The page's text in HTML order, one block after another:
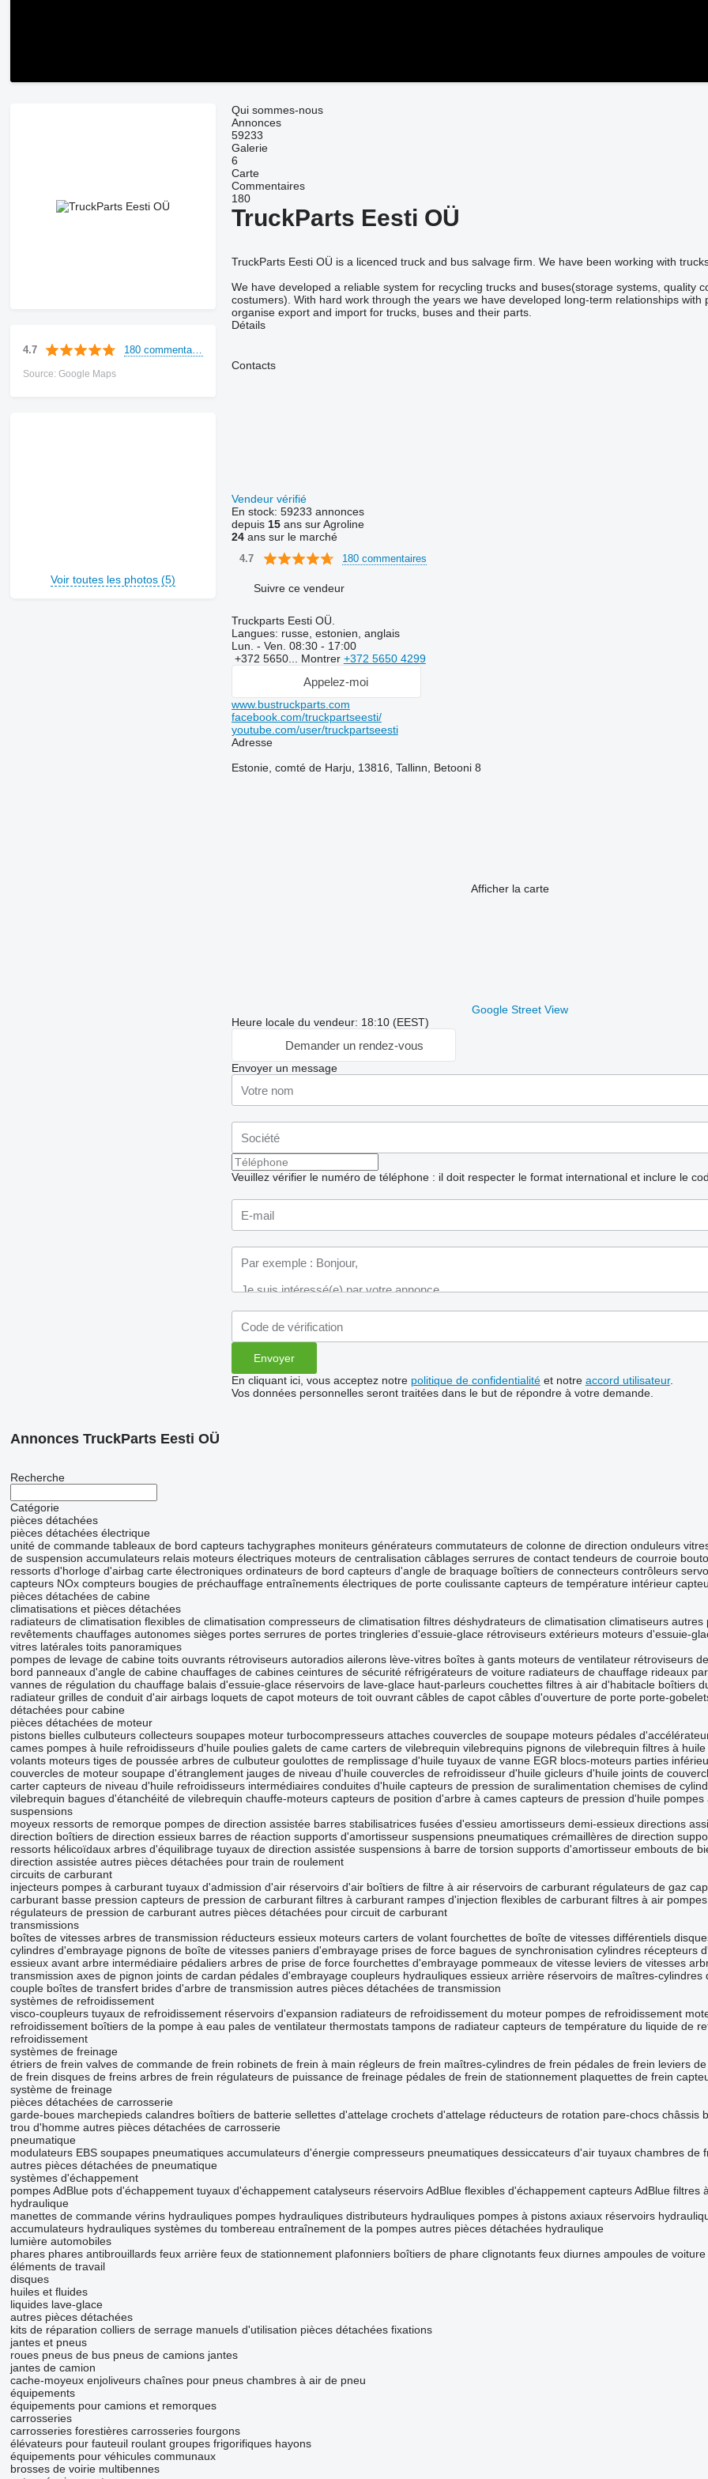
4.7
Source: Google Maps
Voir toutes les photos (5)
Qui sommes-nous
Annonces
59233
Galerie
6
Carte
Commentaires
180
TruckParts Eesti OÜ
TruckParts Eesti OÜ is a licenced truck and bus salvage firm. We have been working with
We have developed a reliable system for recycling trucks and buses(storage systems, quality
costumers). With hard work through the years we have developed long-term relationships
organise export and import for trucks, buses and their parts.
Détails
Contacts
Vendeur vérifié
En stock: 59233 annonces
depuis 15ans sur Agroline
24ans sur le marché
4.7 180 commentaires
Suivre ce vendeur
Truckparts Eesti OÜ.
Langues: russe, estonien, anglais
Lun. - Ven. 08:30 - 17:00
+372 5650... Montrer +372 5650 4299
Appelez-moi
www.bustruckparts.com
facebook.com/truckpartseesti/
youtube.com/user/truckpartseesti
Adresse
Estonie, comté de Harju, 13816, Tallinn, Betooni 8
Afficher la carte
Google Street View
Heure locale du vendeur: 18:10 (EEST)
Demander un rendez-vous
Envoyer un message
Veuillez vérifier le numéro de téléphone : il doit respecter le format international et inclure le
En cliquant ici, vous acceptez notre politique de confidentialitéet notre accord utilisateur.
Vos données personnelles seront traitées dans le but de répondre à votre demande.
Annonces TruckParts Eesti OÜ
Recherche
Catégorie
pièces détachées
pièces détachées électrique
unité de commande tableaux de bord capteurs tachygraphes moniteurs générateurs commutateurs de colonne de direction onduleurs
de suspension accumulateurs relais moteurs électriques moteurs de centralisation câblages serrures de contact tendeurs de courroie
ressorts d'horloge d'airbag carte électroniques ordinateurs de bord capteurs d'angle de braquage boîtiers de connecteurs contrôleurs
capteurs NOx compteurs bougies de préchauffage entraînements électriques de porte coulissante capteurs de température intérieur
pièces détachées de cabine
climatisations et pièces détachées
radiateurs de climatisation flexibles de climatisation compresseurs de climatisation filtres déshydrateurs de climatisation climatiseurs autres
revêtements chauffages autonomes sièges portes serrures de portes tringleries d'essuie-glace rétroviseurs extérieurs moteurs d'essuie-
vitres latérales toits panoramiques
pompes de levage de cabine toits ouvrants rétroviseurs autoradios ailerons lève-vitres boîtes à gants moteurs de ventilateur rétroviseurs
bord panneaux d'angle de cabine chauffages de cabines ceintures de sécurité réfrigérateurs de voiture radiateurs de chauffage rideaux
vannes de régulation du chauffage balais d'essuie-glace réservoirs de lave-glace haut-parleurs couchettes filtres à air d'habitacle boîtiers
radiateur grilles de conduit d'air airbags loquets de capot moteurs de toit ouvrant câbles de capot câbles d'ouverture de porte porte-
détachées pour cabine
pièces détachées de moteur
pistons bielles culbuteurs collecteurs soupapes moteur turbocompresseurs attaches couvercles de soupape moteurs pédales
cames pompes à huile refroidisseurs d'huile poulies galets de came carters de vilebrequin vilebrequins pignons de vilebrequin filtres à huile
volants moteurs tiges de poussée arbres de culbuteur goulottes de remplissage d'huile tuyaux de vanne EGR blocs-moteurs parties
couvercles de moteur soupape d'étranglement jauges de niveau d'huile couvercles de refroidisseur d'huile gicleurs d'huile joints de
carter capteurs de niveau d'huile refroidisseurs intermédiaires conduites d'huile capteurs de pression de suralimentation chemises de
vilebrequin bagues d'étanchéité de vilebrequin chauffe-moteurs capteurs de position d'arbre à cames capteurs de pression d'huile pompes
suspensions
moyeux ressorts de remorque pompes de direction assistée barres stabilisatrices fusées d'essieu amortisseurs demi-essieux directions
direction boîtiers de direction essieux barres de réaction supports d'amortisseur suspensions pneumatiques crémaillères de direction
ressorts hélicoïdaux arbres d'équilibrage tuyaux de direction assistée suspensions à barre de torsion supports d'amortisseur embouts de
direction assistée autres pièces détachées pour train de roulement
circuits de carburant
injecteurs pompes à carburant tuyaux d'admission d'air réservoirs d'air boîtiers de filtre à air réservoirs de carburant régulateurs de gaz
carburant basse pression capteurs de pression de carburant filtres à carburant rampes d'injection flexibles de carburant filtres à air
régulateurs de pression de carburant autres pièces détachées pour circuit de carburant
transmissions
boîtes de vitesses arbres de transmission réducteurs essieux moteurs carters de volant fourchettes de boîte de vitesses différentiels
cylindres d'embrayage pignons de boîte de vitesses paniers d'embrayage prises de force bagues de synchronisation cylindres récepteurs
essieux avant arbre intermédiaire pédaliers arbres de prise de force fourchettes d'embrayage pommeaux de vitesse leviers de vitesses
transmission axes de pignon joints de cardan pédales d'embrayage coupleurs hydrauliques essieux arrière réservoirs de maîtres-cylindres
couple boîtes de transfert brides d'arbre de transmission autres pièces détachées de transmission
systèmes de refroidissement
visco-coupleurs tuyaux de refroidissement réservoirs d'expansion radiateurs de refroidissement du moteur pompes de refroidissement
refroidissement boîtiers de la pompe à eau pales de ventilateur thermostats tampons de radiateur capteurs de température du liquide de
refroidissement
systèmes de freinage
étriers de frein valves de commande de frein robinets de frein à main régleurs de frein maîtres-cylindres de frein pédales de frein leviers
de frein disques de freins arbres de frein régulateurs de puissance de freinage pédales de frein de stationnement plaquettes de frein
système de freinage
pièces détachées de carrosserie
garde-boues marchepieds calandres boîtiers de batterie sellettes d'attelage crochets d'attelage réducteurs de rotation pare-chocs châssis
trou d'homme autres pièces détachées de carrosserie
pneumatique
modulateurs EBS soupapes pneumatiques accumulateurs d'énergie compresseurs pneumatiques dessiccateurs d'air tuyaux chambres de
autres pièces détachées de pneumatique
systèmes d'échappement
pompes AdBlue pots d'échappement tuyaux d'échappement catalyseurs réservoirs AdBlue flexibles d'échappement capteurs AdBlue filtres
hydraulique
manettes de commande vérins hydrauliques pompes hydrauliques distributeurs hydrauliques pompes à pistons axiaux réservoirs
accumulateurs hydrauliques systèmes du tombereau entraînement de la pompes autres pièces détachées hydraulique
lumière automobiles
phares phares antibrouillards feux arrière feux de stationnement plafonniers boîtiers de phare clignotants feux diurnes ampoules de voiture
éléments de travail
disques
huiles et fluides
liquides lave-glace
autres pièces détachées
kits de réparation colliers de serrage manuels d'utilisation pièces détachées fixations
jantes et pneus
roues pneus de bus pneus de camions jantes
jantes de camion
cache-moyeux enjoliveurs chaînes pour pneus chambres à air de pneu
équipements
équipements pour camions et remorques
carrosseries
carrosseries forestières carrosseries fourgons
élévateurs pour fauteuil roulant groupes frigorifiques hayons
équipements pour véhicules communaux
brosses de voirie multibennes